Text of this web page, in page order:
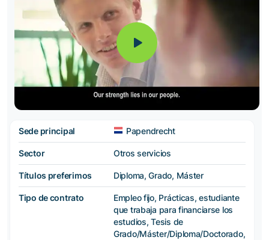
Sede principal Papendrecht
Sector Otros servicios
Títulos preferimos Diploma, Grado, Máster
Tipo de contrato
Empleo fijo, Prácticas, estudiante
que trabaja para financiarse los
estudios, Tesis de
Grado/Máster/Diploma/Doctorado,